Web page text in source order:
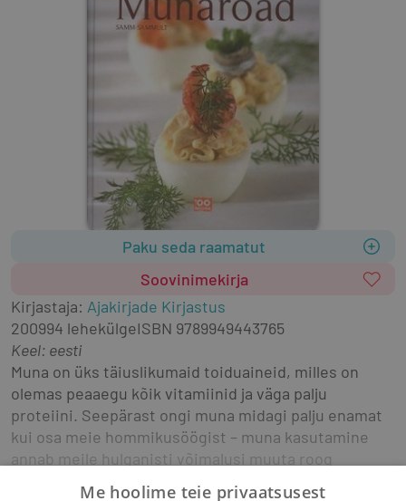
Paku seda raamatut
Soovinimekirja
Kirjastaja: Ajakirjade Kirjastus
200994 lehekülgeISBN 9789949443765
Keel: eesti
Muna on üks täiuslikumaid toiduaineid, milles on
olemas peaaegu kõik vitamiinid ja väga palju
proteiini. Seepärast ongi muna midagi palju enamat
kui osa meie hommikusöögist – muna kasutamine
annab meile hulganisti võimalusi muuta roog
Me hoolime teie privaatsusest